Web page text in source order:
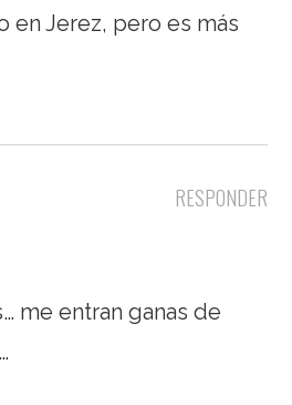
en Jerez, pero es más
RESPONDER
me entran ganas de